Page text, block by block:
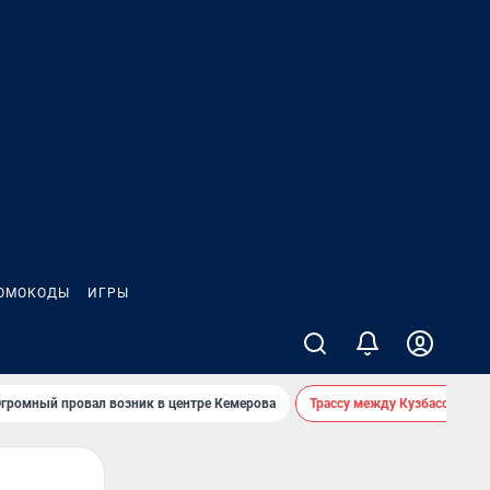
ИГРЫ
провал возник в центре Кемерова Трассу между Кузбассом и